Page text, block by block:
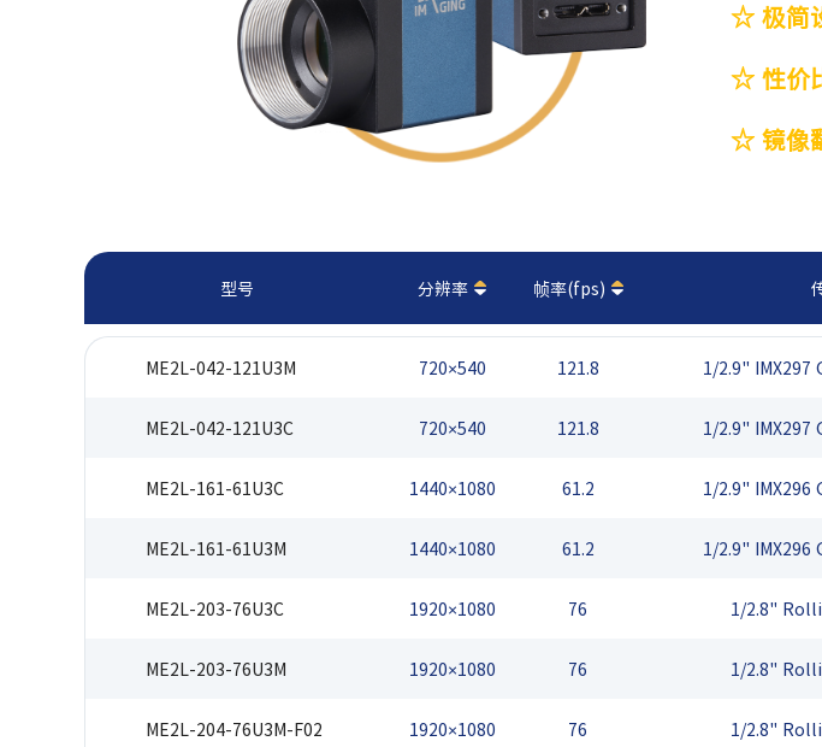
☆ 极简
☆ 性价
☆ 镜像
型号 分辨率 帧率(fps)
ME2L-042-121U3M 720×540 121.8 1/2.9" IMX297
ME2L-042-121U3C 720×540 121.8 1/2.9" IMX297
ME2L-161-61U3C 1440×1080 61.2 1/2.9" IMX296
ME2L-161-61U3M 1440×1080 61.2 1/2.9" IMX296
ME2L-203-76U3C 1920×1080 76 1/2.8"
ME2L-203-76U3M 1920×1080 76 1/2.8"
ME2L-204-76U3M-F02 1920×1080 76 1/2.8"